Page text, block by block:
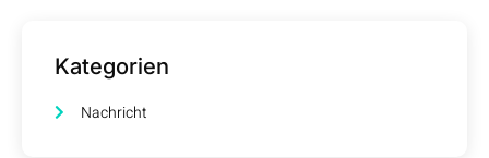
Kategorien
Nachricht